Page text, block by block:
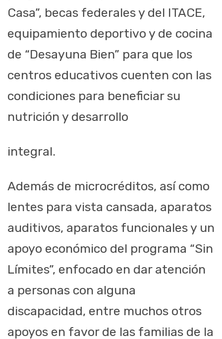
Casa”, becas federales y del ITACE,
equipamiento deportivo y de cocina
de “Desayuna Bien” para que los
centros educativos cuenten con las
condiciones para beneficiar su
nutrición y desarrollo
integral.
Además de microcréditos, así como
lentes para vista cansada, aparatos
auditivos, aparatos funcionales y un
apoyo económico del programa “Sin
Límites”, enfocado en dar atención
a personas con alguna
discapacidad, entre muchos otros
apoyos en favor de las familias de la